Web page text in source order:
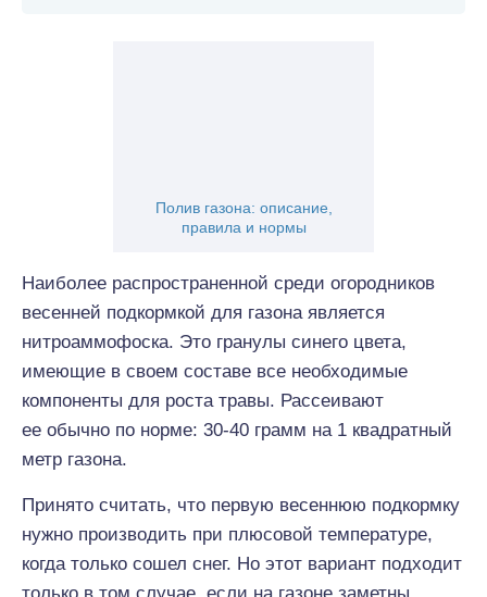
Полив газона: описание,
правила и нормы
Наиболее распространенной среди огородников
весенней подкормкой для газона является
нитроаммофоска. Это гранулы синего цвета,
имеющие в своем составе все необходимые
компоненты для роста травы. Рассеивают
ее обычно по норме: 30-40 грамм на 1 квадратный
метр газона.
Принято считать, что первую весеннюю подкормку
нужно производить при плюсовой температуре,
когда только сошел снег. Но этот вариант подходит